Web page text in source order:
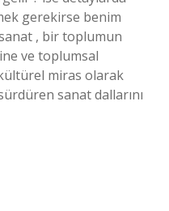
gerekirse benim
, bir toplumun
ve toplumsal
miras olarak
sanat dallarını